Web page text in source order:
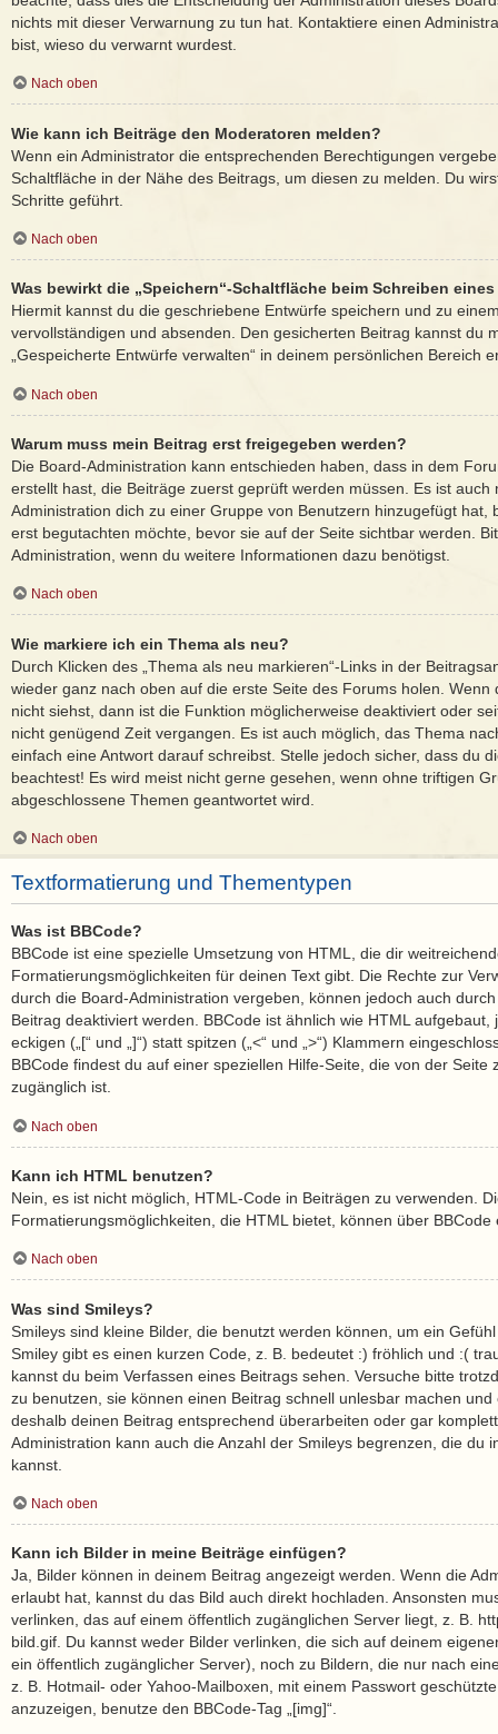
nichts mit dieser Verwarnung zu tun hat. Kontaktiere einen
bist, wieso du verwarnt wurdest.
Nach oben
Wie kann ich Beiträge den Moderatoren melden?
Wenn ein Administrator die entsprechenden Berechtigungen
Schaltfläche in der Nähe des Beitrags, um diesen zu melden. Du
Schritte geführt.
Nach oben
Was bewirkt die „Speichern“-Schaltfläche beim Schreiben
Hiermit kannst du die geschriebene Entwürfe speichern und zu
vervollständigen und absenden. Den gesicherten Beitrag kannst du
„Gespeicherte Entwürfe verwalten“ in deinem persönlichen Bereich
Nach oben
Warum muss mein Beitrag erst freigegeben werden?
Die Board-Administration kann entschieden haben, dass in dem
erstellt hast, die Beiträge zuerst geprüft werden müssen. Es ist auch
Administration dich zu einer Gruppe von Benutzern hinzugefügt hat,
erst begutachten möchte, bevor sie auf der Seite sichtbar werden.
Administration, wenn du weitere Informationen dazu benötigst.
Nach oben
Wie markiere ich ein Thema als neu?
Durch Klicken des „Thema als neu markieren“-Links in der
wieder ganz nach oben auf die erste Seite des Forums holen.
nicht siehst, dann ist die Funktion möglicherweise deaktiviert oder
nicht genügend Zeit vergangen. Es ist auch möglich, das Thema
einfach eine Antwort darauf schreibst. Stelle jedoch sicher, dass du
beachtest! Es wird meist nicht gerne gesehen, wenn ohne triftigen
abgeschlossene Themen geantwortet wird.
Nach oben
Textformatierung und Thementypen
Was ist BBCode?
BBCode ist eine spezielle Umsetzung von HTML, die dir
Formatierungsmöglichkeiten für deinen Text gibt. Die Rechte zur
durch die Board-Administration vergeben, können jedoch auch
Beitrag deaktiviert werden. BBCode ist ähnlich wie HTML aufgebaut,
eckigen („[“ und „]“) statt spitzen („<“ und „>“) Klammern
BBCode findest du auf einer speziellen Hilfe-Seite, die von der Seite
zugänglich ist.
Nach oben
Kann ich HTML benutzen?
Nein, es ist nicht möglich, HTML-Code in Beiträgen zu verwenden.
Formatierungsmöglichkeiten, die HTML bietet, können über BBCode
Nach oben
Was sind Smileys?
Smileys sind kleine Bilder, die benutzt werden können, um ein
Smiley gibt es einen kurzen Code, z. B. bedeutet :) fröhlich und :(
kannst du beim Verfassen eines Beitrags sehen. Versuche bitte
zu benutzen, sie können einen Beitrag schnell unlesbar machen
deshalb deinen Beitrag entsprechend überarbeiten oder gar
Administration kann auch die Anzahl der Smileys begrenzen, die du
kannst.
Nach oben
Kann ich Bilder in meine Beiträge einfügen?
Ja, Bilder können in deinem Beitrag angezeigt werden. Wenn die
erlaubt hat, kannst du das Bild auch direkt hochladen. Ansonsten
verlinken, das auf einem öffentlich zugänglichen Server liegt, z. B.
bild.gif. Du kannst weder Bilder verlinken, die sich auf deinem
ein öffentlich zugänglicher Server), noch zu Bildern, die nur nach
z. B. Hotmail- oder Yahoo-Mailboxen, mit einem Passwort
anzuzeigen, benutze den BBCode-Tag „[img]“.